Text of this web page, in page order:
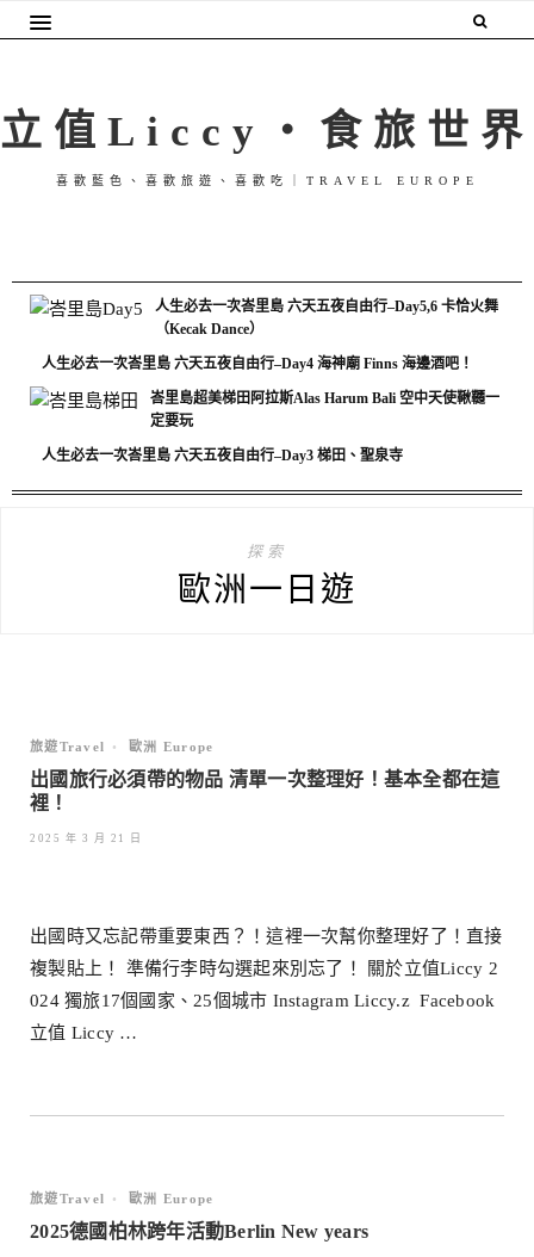
立值Liccy・食旅世界
喜歡藍色、喜歡旅遊、喜歡吃｜TRAVEL EUROPE
人生必去一次峇里島 六天五夜自由行–Day5,6 卡恰火舞
（Kecak Dance）
人生必去一次峇里島 六天五夜自由行–Day4 海神廟 Finns 海邊酒吧！
峇里島超美梯田阿拉斯Alas Harum Bali 空中天使鞦韆一
定要玩
人生必去一次峇里島 六天五夜自由行–Day3 梯田、聖泉寺
探索
歐洲一日遊
旅遊Travel • 歐洲 Europe
出國旅行必須帶的物品 清單一次整理好！基本全都在這
裡！
2025 年 3 月 21 日
出國時又忘記帶重要東西？！這裡一次幫你整理好了！直接
複製貼上！ 準備行李時勾選起來別忘了！ 關於立值Liccy 2
024 獨旅17個國家、25個城市 Instagram Liccy.z Facebook
立值 Liccy …
旅遊Travel • 歐洲 Europe
2025德國柏林跨年活動Berlin New years